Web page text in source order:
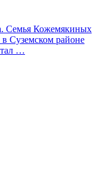
Кожемякиных
Суземском районе
…